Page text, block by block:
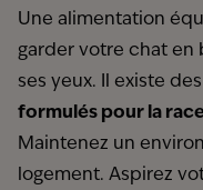
Une alimentation
garder votre chat en
ses yeux. Il existe des
formulés pour la
Maintenez un
logement. Aspirez